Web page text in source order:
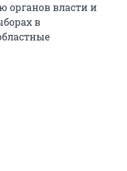
органов власти и
в